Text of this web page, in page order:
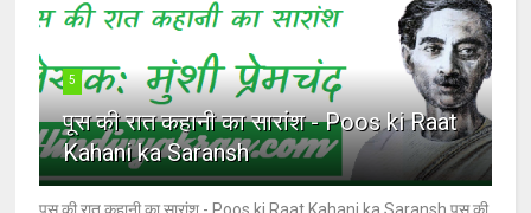
5
पूस की रात कहानी का सारांश - Poos ki Raat
Kahani ka Saransh